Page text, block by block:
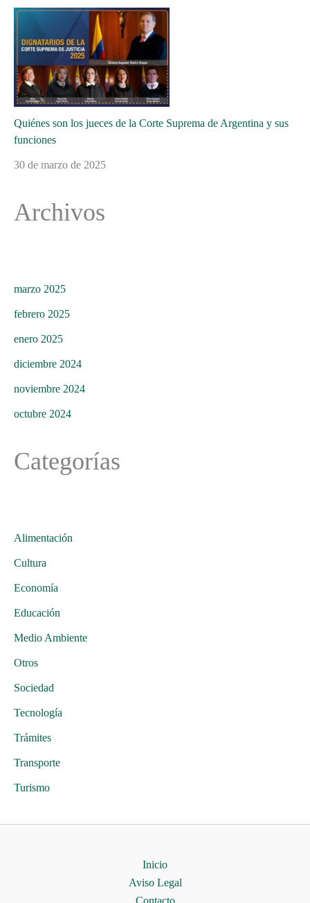
Quiénes son los jueces de la Corte Suprema de Argentina y sus
funciones
30 de marzo de 2025
Archivos
marzo 2025
febrero 2025
enero 2025
diciembre 2024
noviembre 2024
octubre 2024
Categorías
Alimentación
Cultura
Economía
Educación
Medio Ambiente
Otros
Sociedad
Tecnología
Trámites
Transporte
Turismo
Inicio
Aviso Legal